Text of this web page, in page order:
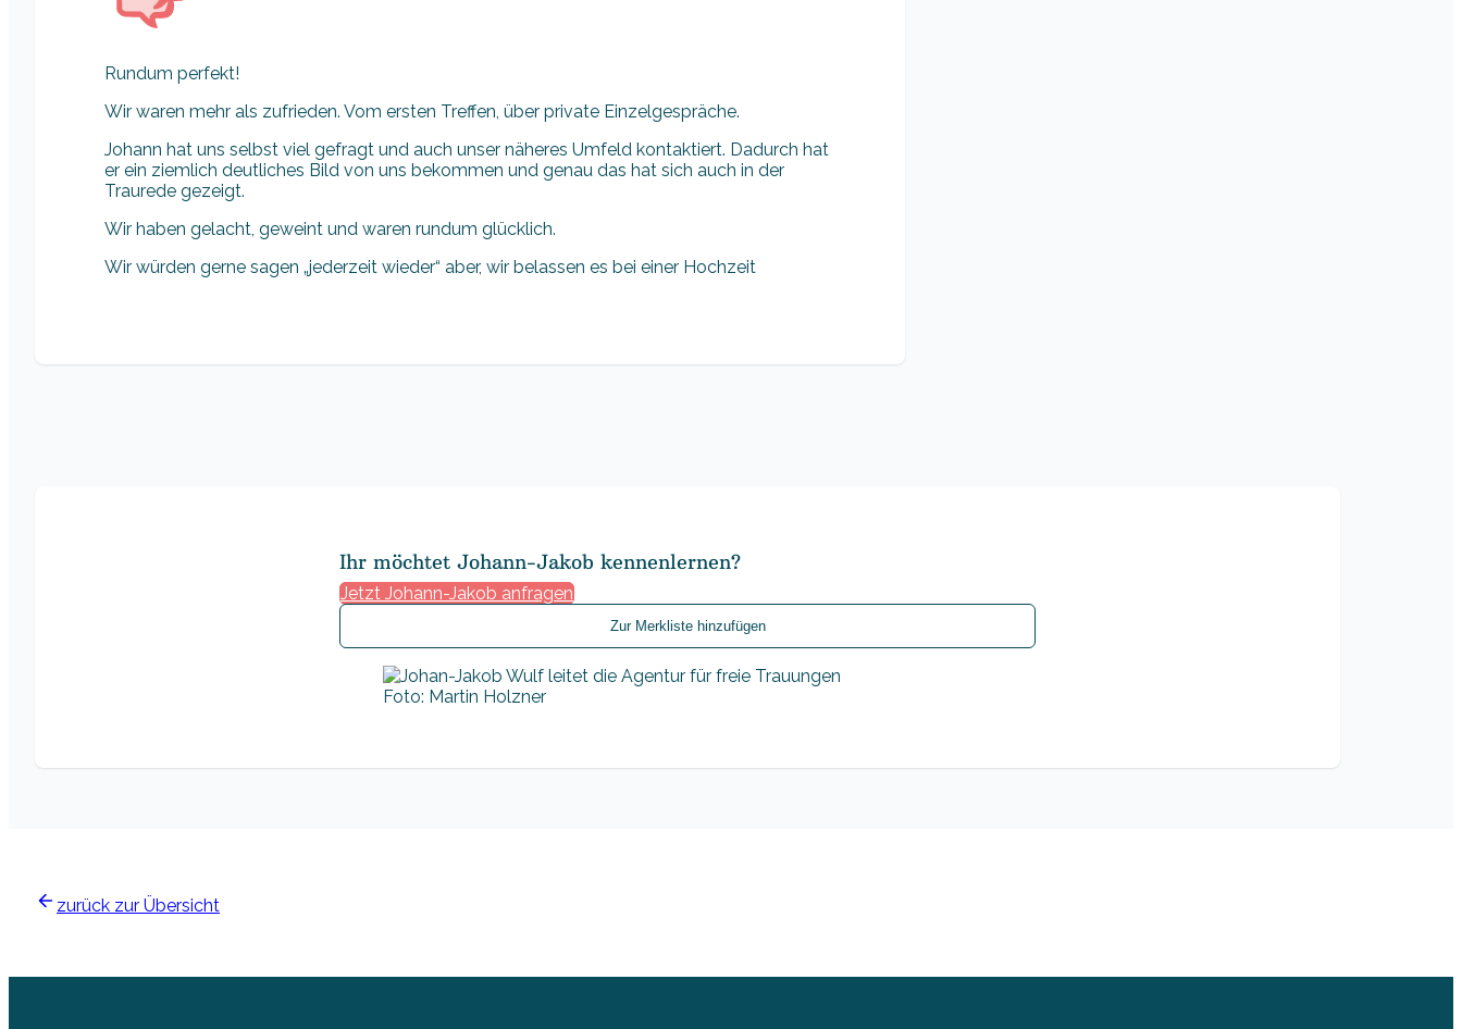
Rundum perfekt!
Wir waren mehr als zufrieden. Vom ersten Treffen, über private Einzelgespräche.
Johann hat uns selbst viel gefragt und auch unser näheres Umfeld kontaktiert. Dadurch hat
er ein ziemlich deutliches Bild von uns bekommen und genau das hat sich auch in der
Traurede gezeigt.
Wir haben gelacht, geweint und waren rundum glücklich.
Wir würden gerne sagen „jederzeit wieder“ aber, wir belassen es bei einer Hochzeit
Ihr möchtet Johann-Jakob kennenlernen?
Jetzt Johann-Jakob anfragen
Zur Merkliste hinzufügen
Foto: Martin Holzner
zurück zur Übersicht